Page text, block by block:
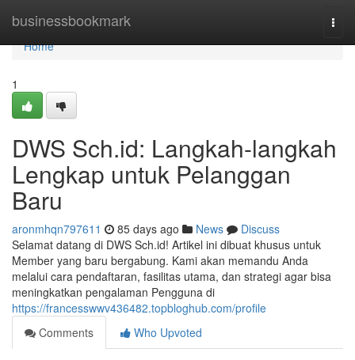
businessbookmark
Home
Home
1
DWS Sch.id: Langkah-langkah
Lengkap untuk Pelanggan
Baru
aronmhqn797611 85 days ago News
Discuss
Selamat datang di DWS Sch.id! Artikel ini dibuat khusus untuk
Member yang baru bergabung. Kami akan memandu Anda
melalui cara pendaftaran, fasilitas utama, dan strategi agar bisa
meningkatkan pengalaman Pengguna di
https://francesswwv436482.topbloghub.com/profile
Comments
Who Upvoted